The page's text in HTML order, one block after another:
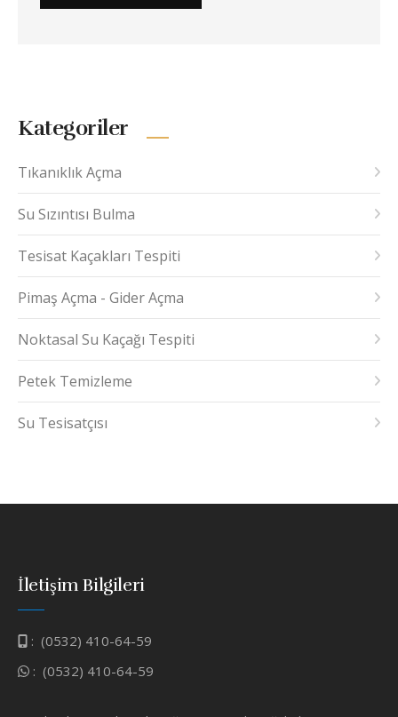
Kategoriler
Tıkanıklık Açma
Su Sızıntısı Bulma
Tesisat Kaçakları Tespiti
Pimaş Açma - Gider Açma
Noktasal Su Kaçağı Tespiti
Petek Temizleme
Su Tesisatçısı
İletişim Bilgileri
: (0532) 410-64-59
: (0532) 410-64-59